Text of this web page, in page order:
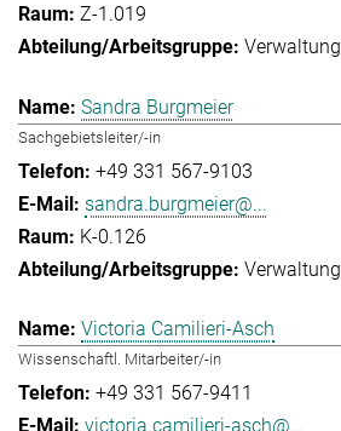
Z-1.019
Verwaltung
Sandra Burgmeier
Sachgebietsleiter/-in
+49 331 567-9103
sandra.burgmeier@...
K-0.126
Verwaltung
Victoria Camilieri-Asch
Wissenschaftl. Mitarbeiter/-in
+49 331 567-9411
victoria.camilieri-asch@...